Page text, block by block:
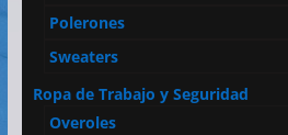
Polerones
Sweaters
Ropa de Trabajo y Seguridad
Overoles